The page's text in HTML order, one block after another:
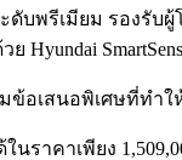
ดับพรีเมียม รองรั
ย Hyundai
อเสนอพิเศษที่ทำใ
ด้ในราคาเพียง